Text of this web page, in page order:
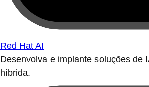
Red Hat AI
Desenvolva e implante soluções de
híbrida.